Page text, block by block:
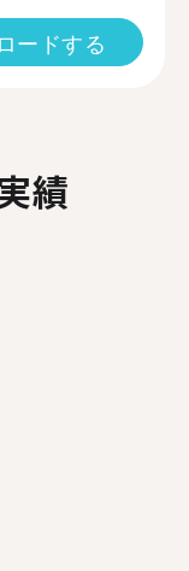
ードする
績